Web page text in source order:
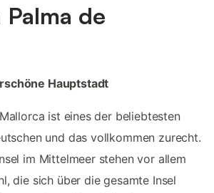
de
Hauptstadt
ist eines der beliebtesten
und das vollkommen zurecht.
im Mittelmeer stehen vor allem
die sich über die gesamte Insel